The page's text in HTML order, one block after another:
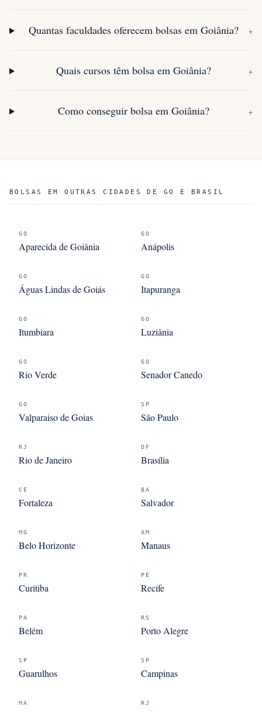
Quantas faculdades oferecem bolsas em Goiânia? +
Quais cursos têm bolsa em Goiânia? +
Como conseguir bolsa em Goiânia? +
BOLSAS EM OUTRAS CIDADES DE GO E BRASIL
GO
Aparecida de Goiânia
GO
Anápolis
GO
Águas Lindas de Goiás
GO
Itapuranga
GO
Itumbiara
GO
Luziânia
GO
Rio Verde
GO
Senador Canedo
GO
Valparaiso de Goias
SP
São Paulo
RJ
Rio de Janeiro
DF
Brasília
CE
Fortaleza
BA
Salvador
MG
Belo Horizonte
AM
Manaus
PR
Curitiba
PE
Recife
PA
Belém
RS
Porto Alegre
SP
Guarulhos
SP
Campinas
MA RJ